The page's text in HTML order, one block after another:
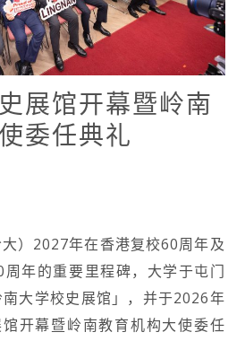
展馆开幕暨岭南
委任典礼
）2027年在香港复校60周年及
年的重要里程碑，大学于屯门
大学校史展馆」，并于2026年
开幕暨岭南教育机构大使委任